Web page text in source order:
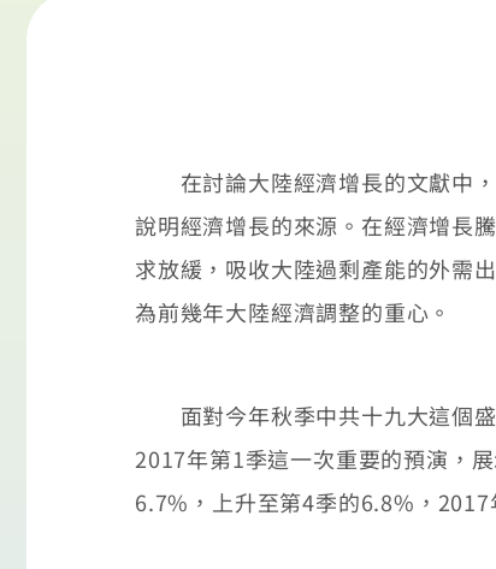
在討論大陸經濟增長的文獻中，
說明經濟增長的來源。在經濟增長
求放緩，吸收大陸過剩產能的外需
為前幾年大陸經濟調整的重心。
面對今年秋季中共十九大這個盛
2017年第1季這一次重要的預演，
6.7%，上升至第4季的6.8%，